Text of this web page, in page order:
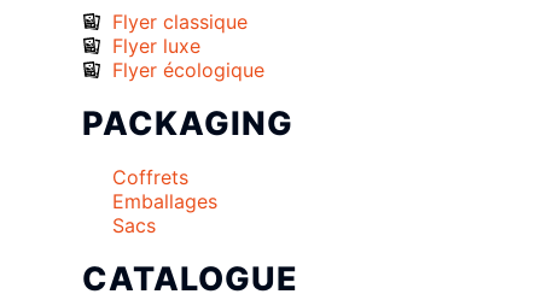
Flyer classique
Flyer luxe
Flyer écologique
PACKAGING
Coffrets
Emballages
Sacs
CATALOGUE